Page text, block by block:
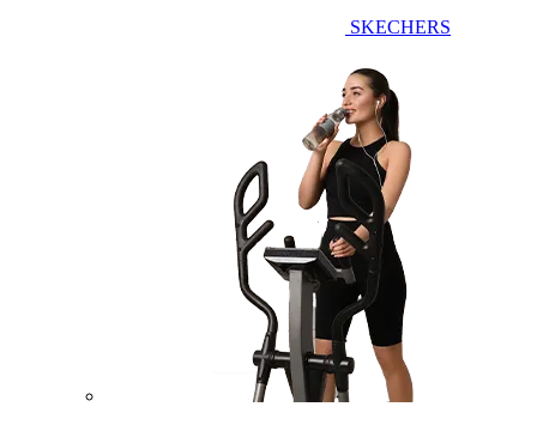
SKECHERS